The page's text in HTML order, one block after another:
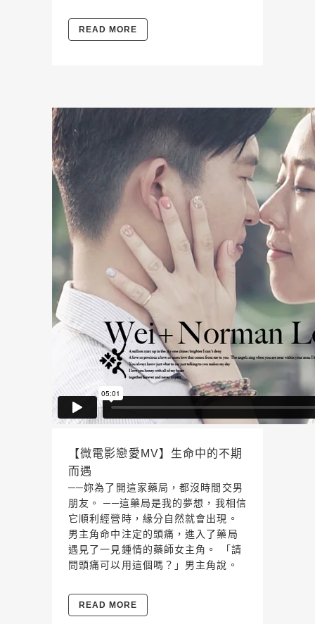
READ MORE
【微電影戀愛MV】生命中的不期
而遇
──妳為了開這家藥局，都沒時間交男
朋友。 ──這藥局是我的夢想，我相信
它順利經營時，緣分自然就會出現。
男主角命中注定的頭痛，進入了藥局
遇見了一見鍾情的藥師女主角。 「請
問頭痛可以用這個嗎？」男主角說。
READ MORE